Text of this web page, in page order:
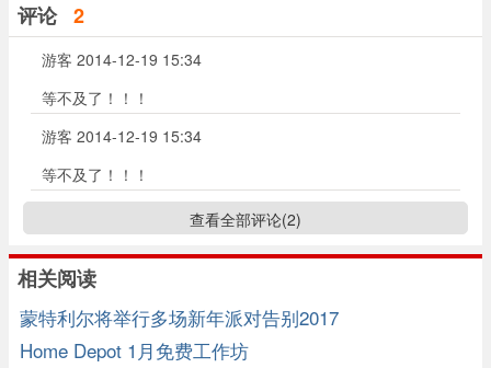
评论 2
游客 2014-12-19 15:34
等不及了！！！
游客 2014-12-19 15:34
等不及了！！！
查看全部评论(2)
相关阅读
蒙特利尔将举行多场新年派对告别2017
Home Depot 1月免费工作坊